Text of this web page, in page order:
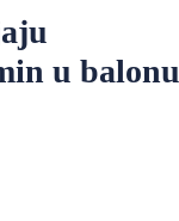
u balonu